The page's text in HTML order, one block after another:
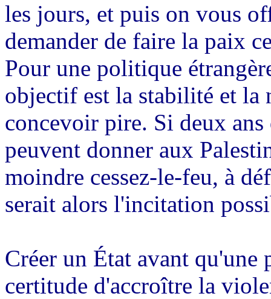
les jours, et puis on vous
demander de faire la paix
Pour une politique
objectif est la stabilité et la
concevoir pire. Si deux
peuvent donner aux
moindre cessez-le-feu, à
serait alors l'incitation
Créer un État avant qu'une
certitude d'accroître la